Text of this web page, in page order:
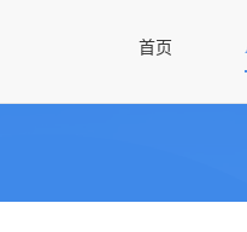
首页